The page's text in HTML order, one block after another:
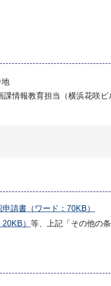
地
情報教育担当（横浜花咲ビ
請書（ワード：70KB）
） 等、上記「その他の